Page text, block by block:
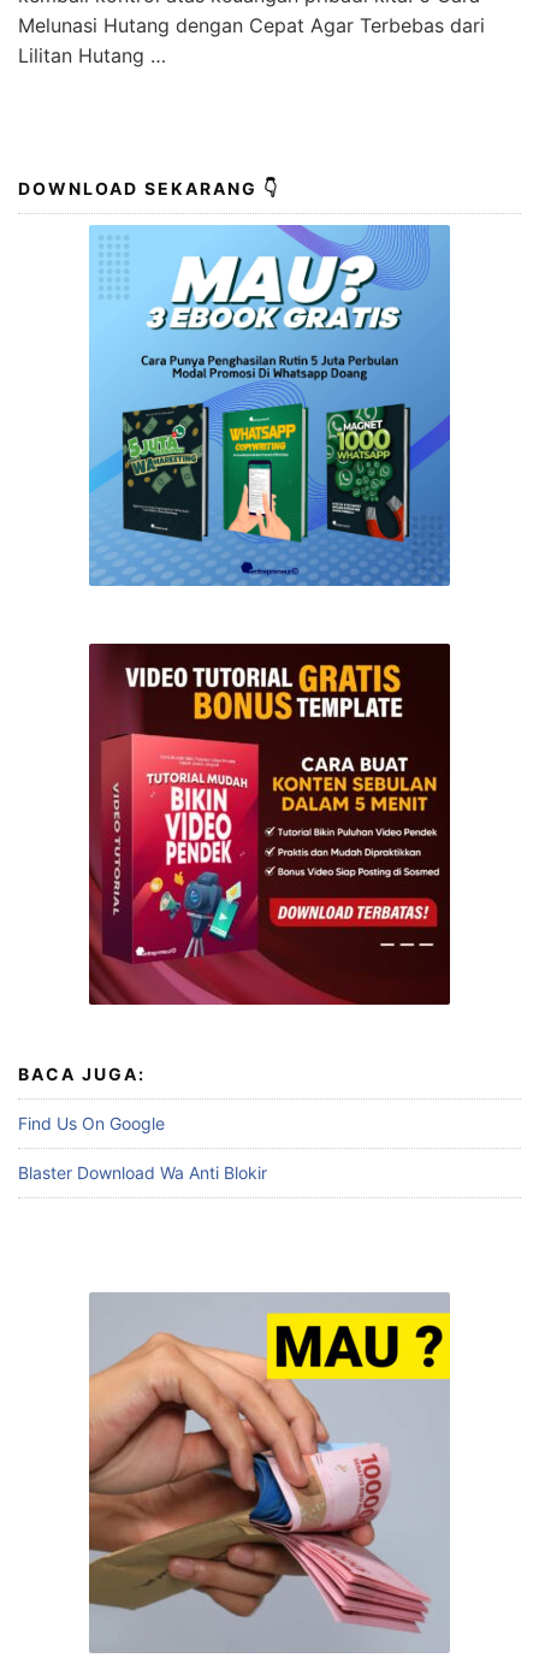
Melunasi Hutang dengan Cepat Agar Terbebas dari
Lilitan Hutang …
DOWNLOAD SEKARANG 👇
BACA JUGA:
Find Us On Google
Blaster Download Wa Anti Blokir